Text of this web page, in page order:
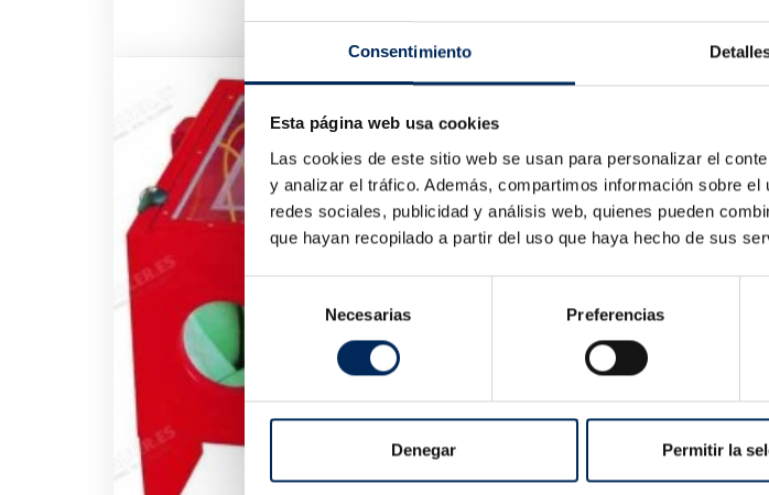
Consentimiento
Esta página web usa cookies
Las cookies de este sitio web se usan para personalizar el
y analizar el tráfico. Además, compartimos información sobre
redes sociales, publicidad y análisis web, quienes pueden
que hayan recopilado a partir del uso que haya hecho de sus
de
consentimiento
Necesarias Preferencias
Denegar Permitir la
€76.65Price
Lifting Table
€328.00